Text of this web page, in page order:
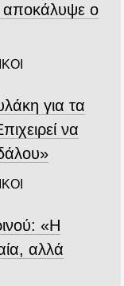
αποκάλυψε ο
για τα
να
«Η
αλλά